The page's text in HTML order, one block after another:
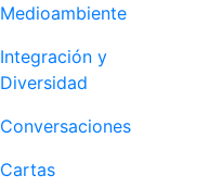
Medioambiente
Integración y
Diversidad
Conversaciones
Cartas